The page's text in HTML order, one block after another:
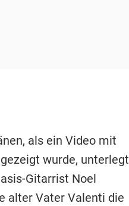
als ein Video mit
wurde, unterlegt
Gitarrist Noel
alter Vater Valenti die